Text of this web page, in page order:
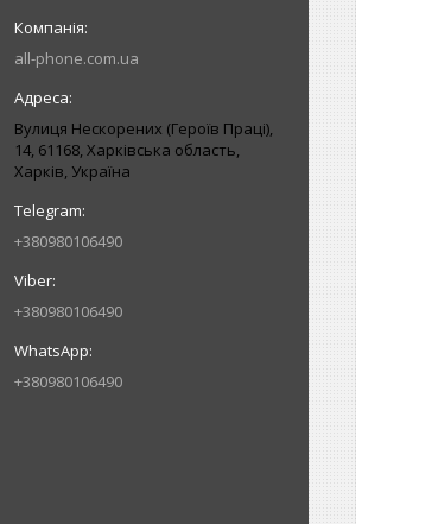
all-phone.com.ua
Вулиця Нескорених (Героїв Праці),
14, 61168, Харківська область,
Харків, Україна
+380980106490
+380980106490
+380980106490